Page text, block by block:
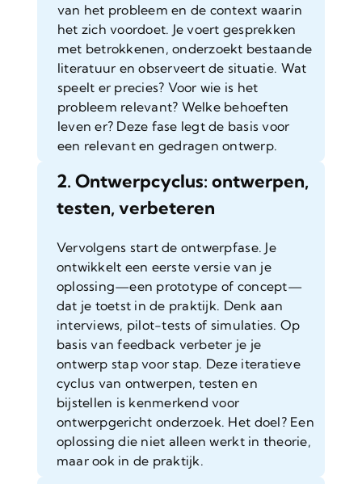
van het probleem en de context waarin
het zich voordoet. Je voert gesprekken
met betrokkenen, onderzoekt bestaande
literatuur en observeert de situatie. Wat
speelt er precies? Voor wie is het
probleem relevant? Welke behoeften
leven er? Deze fase legt de basis voor
een relevant en gedragen ontwerp.
2. Ontwerpcyclus: ontwerpen,
testen, verbeteren
Vervolgens start de ontwerpfase. Je
ontwikkelt een eerste versie van je
oplossing—een prototype of concept—
dat je toetst in de praktijk. Denk aan
interviews, pilot-tests of simulaties. Op
basis van feedback verbeter je je
ontwerp stap voor stap. Deze iteratieve
cyclus van ontwerpen, testen en
bijstellen is kenmerkend voor
ontwerpgericht onderzoek. Het doel? Een
oplossing die niet alleen werkt in theorie,
maar ook in de praktijk.